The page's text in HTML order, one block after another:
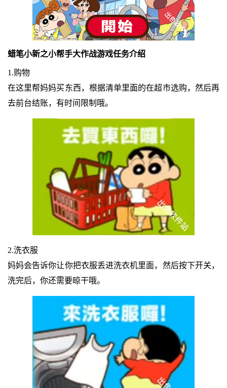
蜡笔小新之小帮手大作战游戏任务介绍
1.购物
在这里帮妈妈买东西，根据清单里面的在超市选购，然后再
去前台结账，有时间限制哦。
2.洗衣服
妈妈会告诉你让你把衣服丢进洗衣机里面，然后按下开关，
洗完后，你还需要晾干哦。